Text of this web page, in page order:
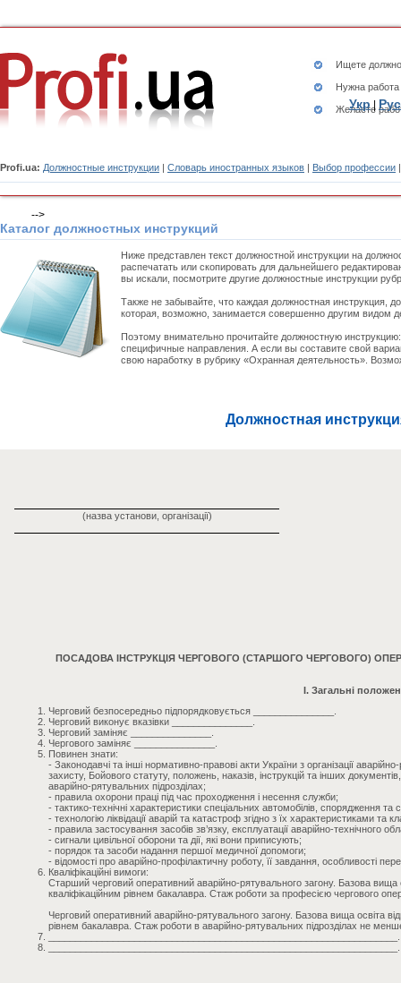
Ищете
Нужна
Желаете
Profi.ua: Должностные инструкции | Словарь иностранных языков | Выбор профессии
Укр| Рус
-->
Каталог должностных инструкций
Ниже представлен текст должностной инструкции на
распечатать или скопировать для дальнейшего
вы искали, посмотрите другие должностные инструкции
Также не забывайте, что каждая должностная инструкция,
которая, возможно, занимается совершенно другим видом
Поэтому внимательно прочитайте должностную
специфичные направления. А если вы составите свой
свою наработку в рубрику «Охранная деятельность».
Должностная
(назва установи, організації)
ПОСАДОВА ІНСТРУКЦІЯ ЧЕРГОВОГО (СТАРШОГО ЧЕРГОВОГО)
I. Загальні
Черговий безпосередньо підпорядковується _______________.
Черговий виконує вказівки _______________.
Черговий заміняє _______________.
Чергового заміняє _______________.
Повинен знати:
- Законодавчі та інші нормативно-правові акти України з організації
захисту, Бойового статуту, положень, наказів, інструкцій та інших
аварійно-рятувальних підрозділах;
- правила охорони праці під час проходження і несення служби;
- тактико-технічні характеристики спеціальних автомобілів, спорядження
- технологію ліквідації аварій та катастроф згідно з їх характеристиками та
- правила застосування засобів зв’язку, експлуатації аварійно-технічного
- сигнали цивільної оборони та дії, які вони приписують;
- порядок та засоби надання першої медичної допомоги;
- відомості про аварійно-профілактичну роботу, її завдання, особливості
Кваліфікаційні вимоги:
Старший черговий оперативний аварійно-рятувального загону. Базова вища
кваліфікаційним рівнем бакалавра. Стаж роботи за професією чергового
Черговий оперативний аварійно-рятувального загону. Базова вища освіта
рівнем бакалавра. Стаж роботи в аварійно-рятувальних підрозділах не